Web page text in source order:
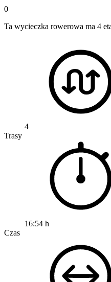
0
Ta wycieczka rowerowa ma 4
4
Trasy
16:54 h
Czas